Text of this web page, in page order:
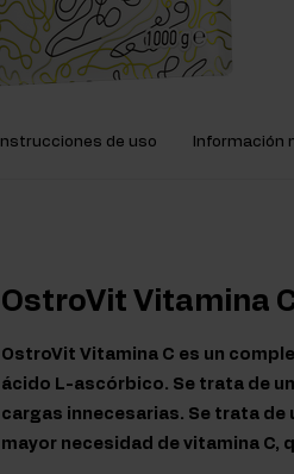
Instrucciones de uso Información
OstroVit Vitamina
OstroVit Vitamina C es un
ácido L-ascórbico. Se trata de
cargas innecesarias. Se trata
mayor necesidad de vitamina C,